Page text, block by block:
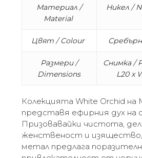
Материал /
Material
Никел /
Цвят / Colour
Размери /
Dimensions
Снимка /
L20 x
Колекцията White Orchid на
представя ефирния дух на
Призовавайки чистота,
женственост и
метал предлага